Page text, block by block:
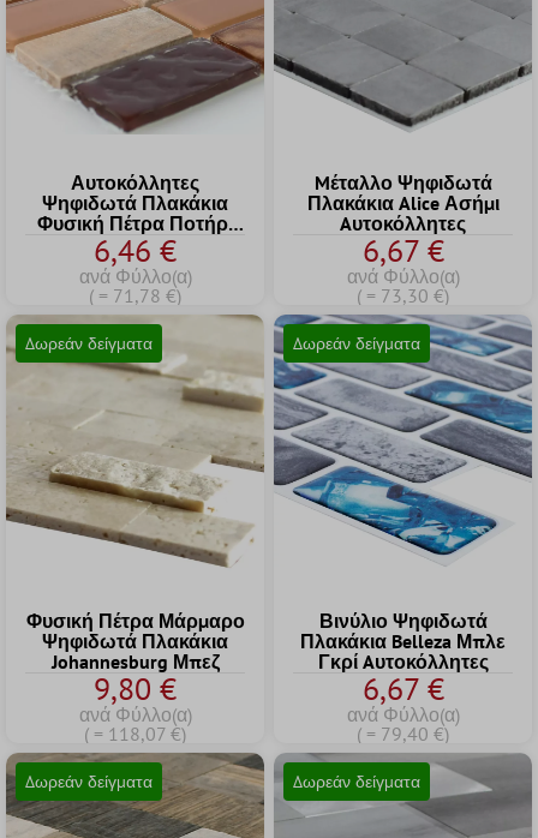
Αυτοκόλλητες
Ψηφιδωτά Πλακάκια
Φυσική Πέτρα Ποτήρι
Μπεζ Kαφέ Brick
6,46 €
ανά Φύλλο(α)
( = 71,78 €)
Mέταλλο Ψηφιδωτά
Πλακάκια Alice Ασήμι
Aυτοκόλλητες
6,67 €
ανά Φύλλο(α)
( = 73,30 €)
Δωρεάν δείγματα
Φυσική Πέτρα Μάρμαρο
Ψηφιδωτά Πλακάκια
Johannesburg Μπεζ
9,80 €
ανά Φύλλο(α)
( = 118,07 €)
Δωρεάν δείγματα
Βινύλιο Ψηφιδωτά
Πλακάκια Belleza Μπλε
Γκρί Aυτοκόλλητες
6,67 €
ανά Φύλλο(α)
( = 79,40 €)
Δωρεάν δείγματα Δωρεάν δείγματα